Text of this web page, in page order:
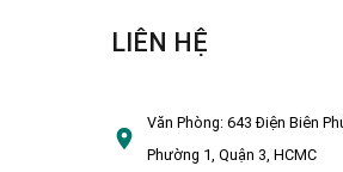
LIÊN HỆ
Văn Phòng:643 Điện Biên
Phường 1, Quận 3, HCMC